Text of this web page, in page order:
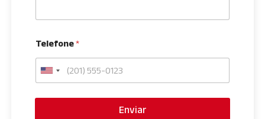
Telefone*
U
Enviar